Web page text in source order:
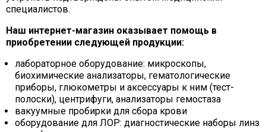
специалистов.
Наш интернет-магазин оказывает помощь в
приобретении следующей продукции:
лабораторное оборудование: микроскопы,
биохимические анализаторы, гематологические
приборы, глюкометры и аксессуары к ним (тест-
полоски), центрифуги, анализаторы гемостаза
вакуумные пробирки для сбора крови
оборудование для ЛОР: диагностические наборы линз